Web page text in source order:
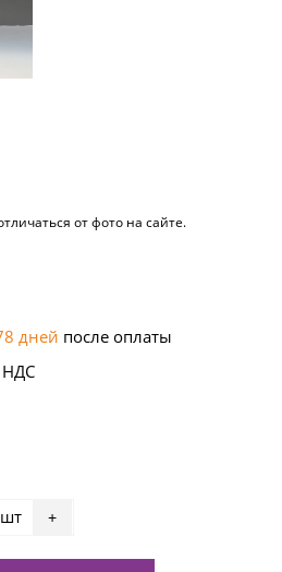
от фото на сайте.
дней после оплаты
НДС
шт +